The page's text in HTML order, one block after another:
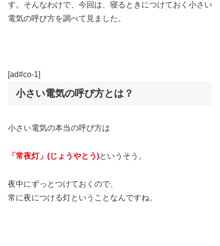
す。そんなわけで、今回は、寝るときにつけておく小さい
電気の呼び方を調べて見ました。
[ad#co-1]
小さい電気の呼び方とは？
小さい電気の本当の呼び方は
「常夜灯」(じょうやとう)というそう。
夜中にずっとつけておくので、
常に夜につける灯ということなんですね。